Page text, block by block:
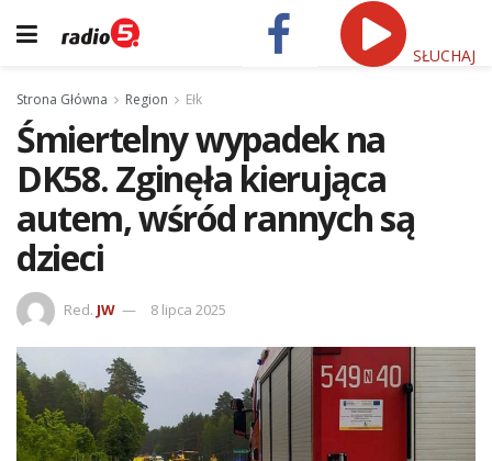
SŁUCHAJ
Strona Główna Region Ełk
Śmiertelny wypadek na
DK58. Zginęła kierująca
autem, wśród rannych są
dzieci
Red. JW 8 lipca 2025